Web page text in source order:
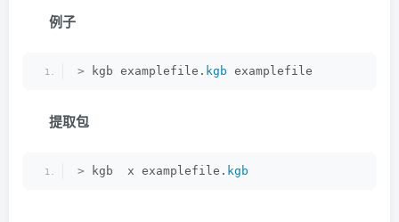
例子
> kgb examplefile. kgb examplefile
提取包
> kgb  x examplefile. kgb